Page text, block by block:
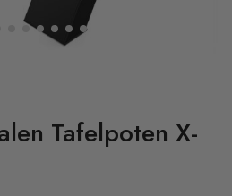
Tafelpoten X-